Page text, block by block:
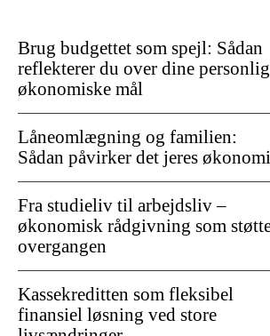
Brug budgettet som spejl: Sådan
reflekterer du over dine
økonomiske mål
Låneomlægning og familien:
Sådan påvirker det jeres økonomi
Fra studieliv til arbejdsliv –
økonomisk rådgivning som
overgangen
Kassekreditten som fleksibel
finansiel løsning ved store